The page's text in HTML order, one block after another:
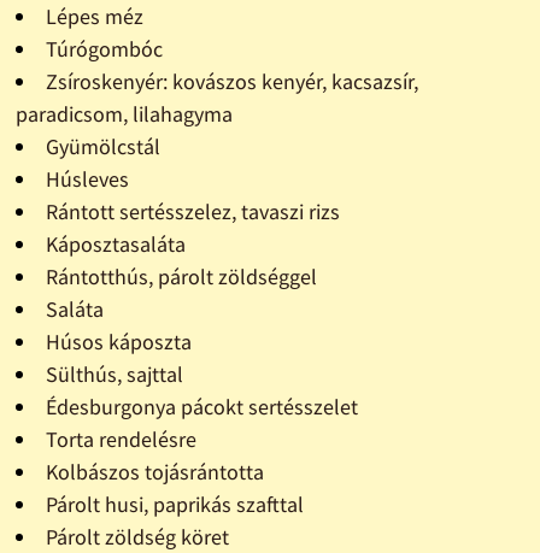
Lépes méz
Túrógombóc
Zsíroskenyér: kovászos kenyér, kacsazsír,
paradicsom, lilahagyma
Gyümölcstál
Húsleves
Rántott sertésszelez, tavaszi rizs
Káposztasaláta
Rántotthús, párolt zöldséggel
Saláta
Húsos káposzta
Sülthús, sajttal
Édesburgonya pácokt sertésszelet
Torta rendelésre
Kolbászos tojásrántotta
Párolt husi, paprikás szafttal
Párolt zöldség köret